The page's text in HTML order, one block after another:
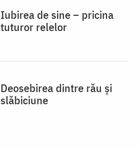
Iubirea de sine – pricina
tuturor relelor
Deosebirea dintre rău și
slăbiciune